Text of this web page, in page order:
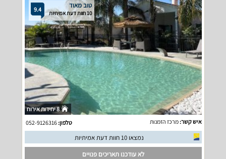
9.4 טוב מאוד
10 חוות דעת אמיתיות
8 יחידות אירוח
איש קשר:מרכז הזמנות טלפון:052-9126316
נמצאו 10 חוות דעת אמיתיות
לא עודכנו תאריכים פנויים